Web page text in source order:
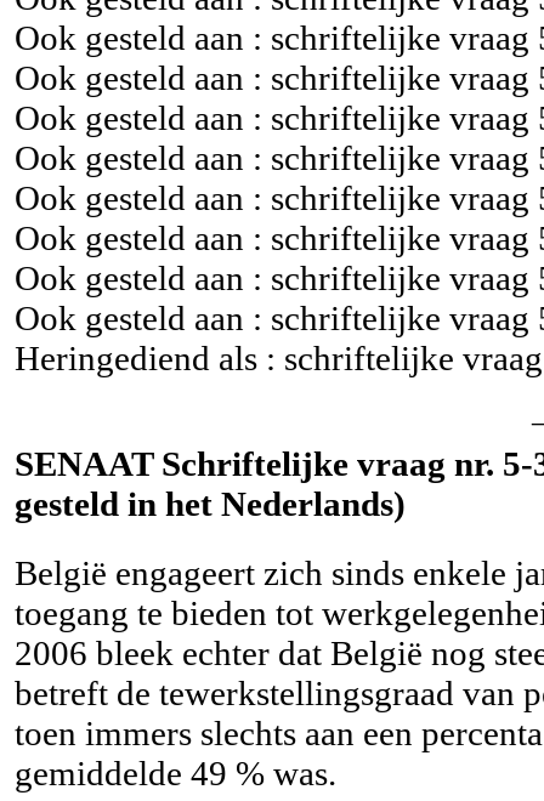
Ook gesteld aan : schriftelijke vraag
Ook gesteld aan : schriftelijke vraag
Ook gesteld aan : schriftelijke vraag
Ook gesteld aan : schriftelijke vraag
Ook gesteld aan : schriftelijke vraag
Ook gesteld aan : schriftelijke vraag
Ook gesteld aan : schriftelijke vraag
Ook gesteld aan : schriftelijke vraag
Heringediend als : schriftelijke
SENAAT Schriftelijke vraag nr. 5-
gesteld in het Nederlands)
België engageert zich sinds enkele
toegang te bieden tot
2006 bleek echter dat België nog
betreft de tewerkstellingsgraad van
toen immers slechts aan een
gemiddelde 49 % was.